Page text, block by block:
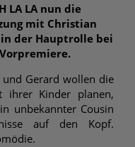
LA LA nun die
mit Christian
der Hauptrolle bei
und Gerard wollen die
ihrer Kinder planen,
unbekannter Cousin
auf den Kopf.